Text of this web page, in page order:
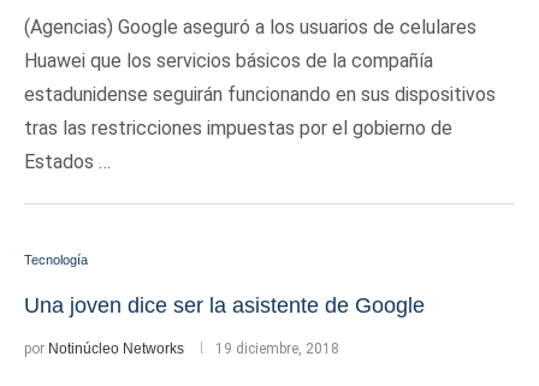
(Agencias) Google aseguró a los usuarios de celulares
Huawei que los servicios básicos de la compañía
estadunidense seguirán funcionando en sus dispositivos
tras las restricciones impuestas por el gobierno de
Estados …
Tecnología
Una joven dice ser la asistente de Google
por Notinúcleo Networks 19 diciembre, 2018